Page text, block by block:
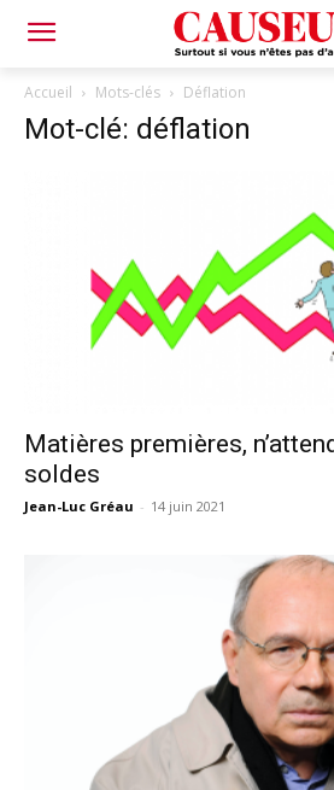
Accueil Mots-clés Déflation
Mot-clé: déflation
Matières premières,
soldes
Jean-Luc Gréau - 14 juin 2021